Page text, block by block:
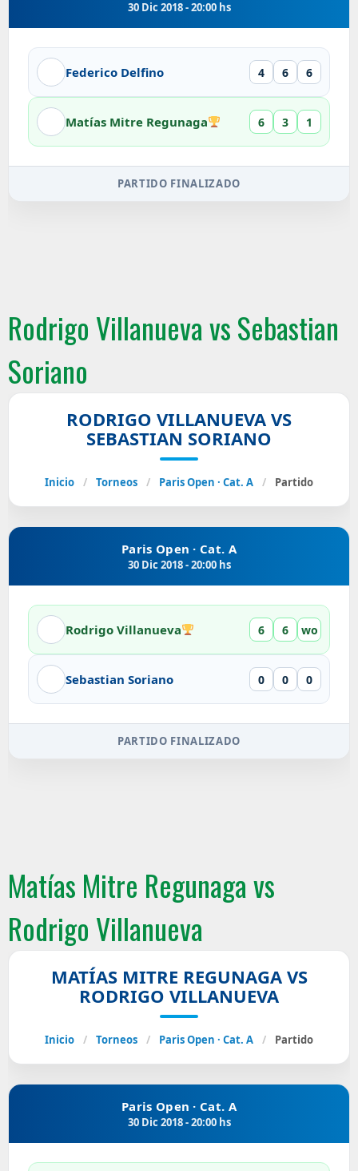
30 Dic 2018 - 20:00 hs
Federico Delfino 4 6 6
Matías Mitre Regunaga 6 3 1
PARTIDO FINALIZADO
Rodrigo Villanueva vs Sebastian
Soriano
RODRIGO VILLANUEVA VS
SEBASTIAN SORIANO
Inicio / Torneos / Paris Open · Cat. A / Partido
Paris Open · Cat. A
30 Dic 2018 - 20:00 hs
Rodrigo Villanueva 6 6 wo
Sebastian Soriano 0 0 0
PARTIDO FINALIZADO
Matías Mitre Regunaga vs
Rodrigo Villanueva
MATÍAS MITRE REGUNAGA VS
RODRIGO VILLANUEVA
Inicio / Torneos / Paris Open · Cat. A / Partido
Paris Open · Cat. A
30 Dic 2018 - 20:00 hs